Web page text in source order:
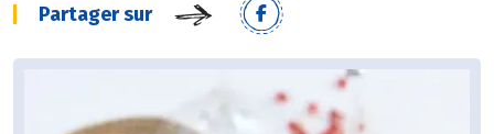
Partager sur